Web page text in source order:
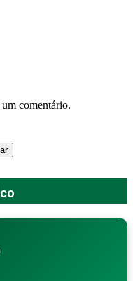
comentário.